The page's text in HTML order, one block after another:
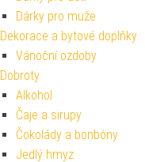
Dárky pro muže
Dekorace a bytové doplňky
Vánoční ozdoby
Dobroty
Alkohol
Čaje a sirupy
Čokolády a bonbóny
Jedlý hmyz